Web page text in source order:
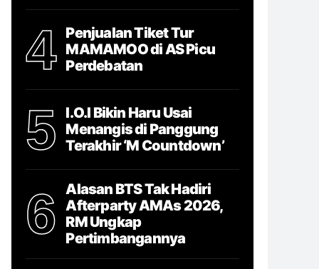
4
Penjualan Tiket Tur
MAMAMOO di AS Picu
Perdebatan
5
I.O.I Bikin Haru Usai
Menangis di Panggung
Terakhir ‘M Countdown’
6
Alasan BTS Tak Hadiri
Afterparty AMAs 2026,
RM Ungkap
Pertimbangannya